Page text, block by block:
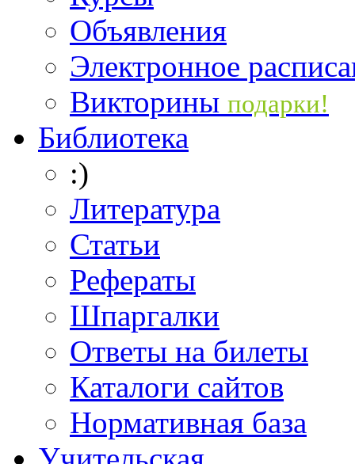
Объявления
Электронное
Викторины подарки!
Библиотека
:)
Литература
Статьи
Рефераты
Шпаргалки
Ответы на билеты
Каталоги сайтов
Нормативная база